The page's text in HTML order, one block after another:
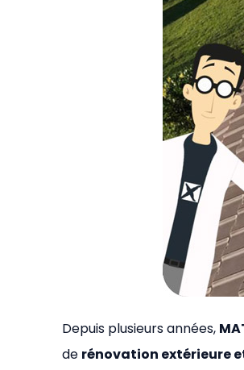
Depuis plusieurs années,
de rénovation extérieure